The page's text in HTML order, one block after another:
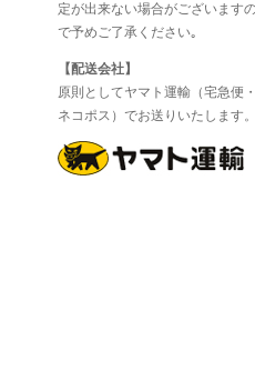
定が出来ない場合がございます
で予めご了承ください｡
【配送会社】
原則としてヤマト運輸（宅急便
ネコポス）でお送りいたします